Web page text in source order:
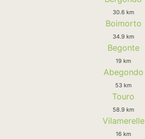
30.6 km
Boimorto
34.9 km
Begonte
19 km
Abegondo
53 km
Touro
58.9 km
Vilamerelle
16 km